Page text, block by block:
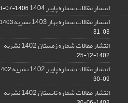
انتشار مقالات شماره پاییز 1404 1406-07-08
انتشار مقالات شماره بهار 1403 نشریه
03-31
انتشار مقالات شماره زمستان 1402 نشریه
1402-12-25
انتشار مقالات شماره پاییز 1402 نشریه
09-30
انتشار مقالات شماره تابستان 1402 نشریه